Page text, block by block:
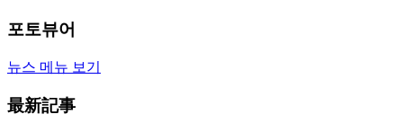
포토뷰어
뉴스 메뉴 보기
最新記事